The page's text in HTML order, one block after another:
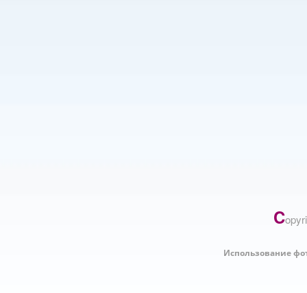
C
Использование